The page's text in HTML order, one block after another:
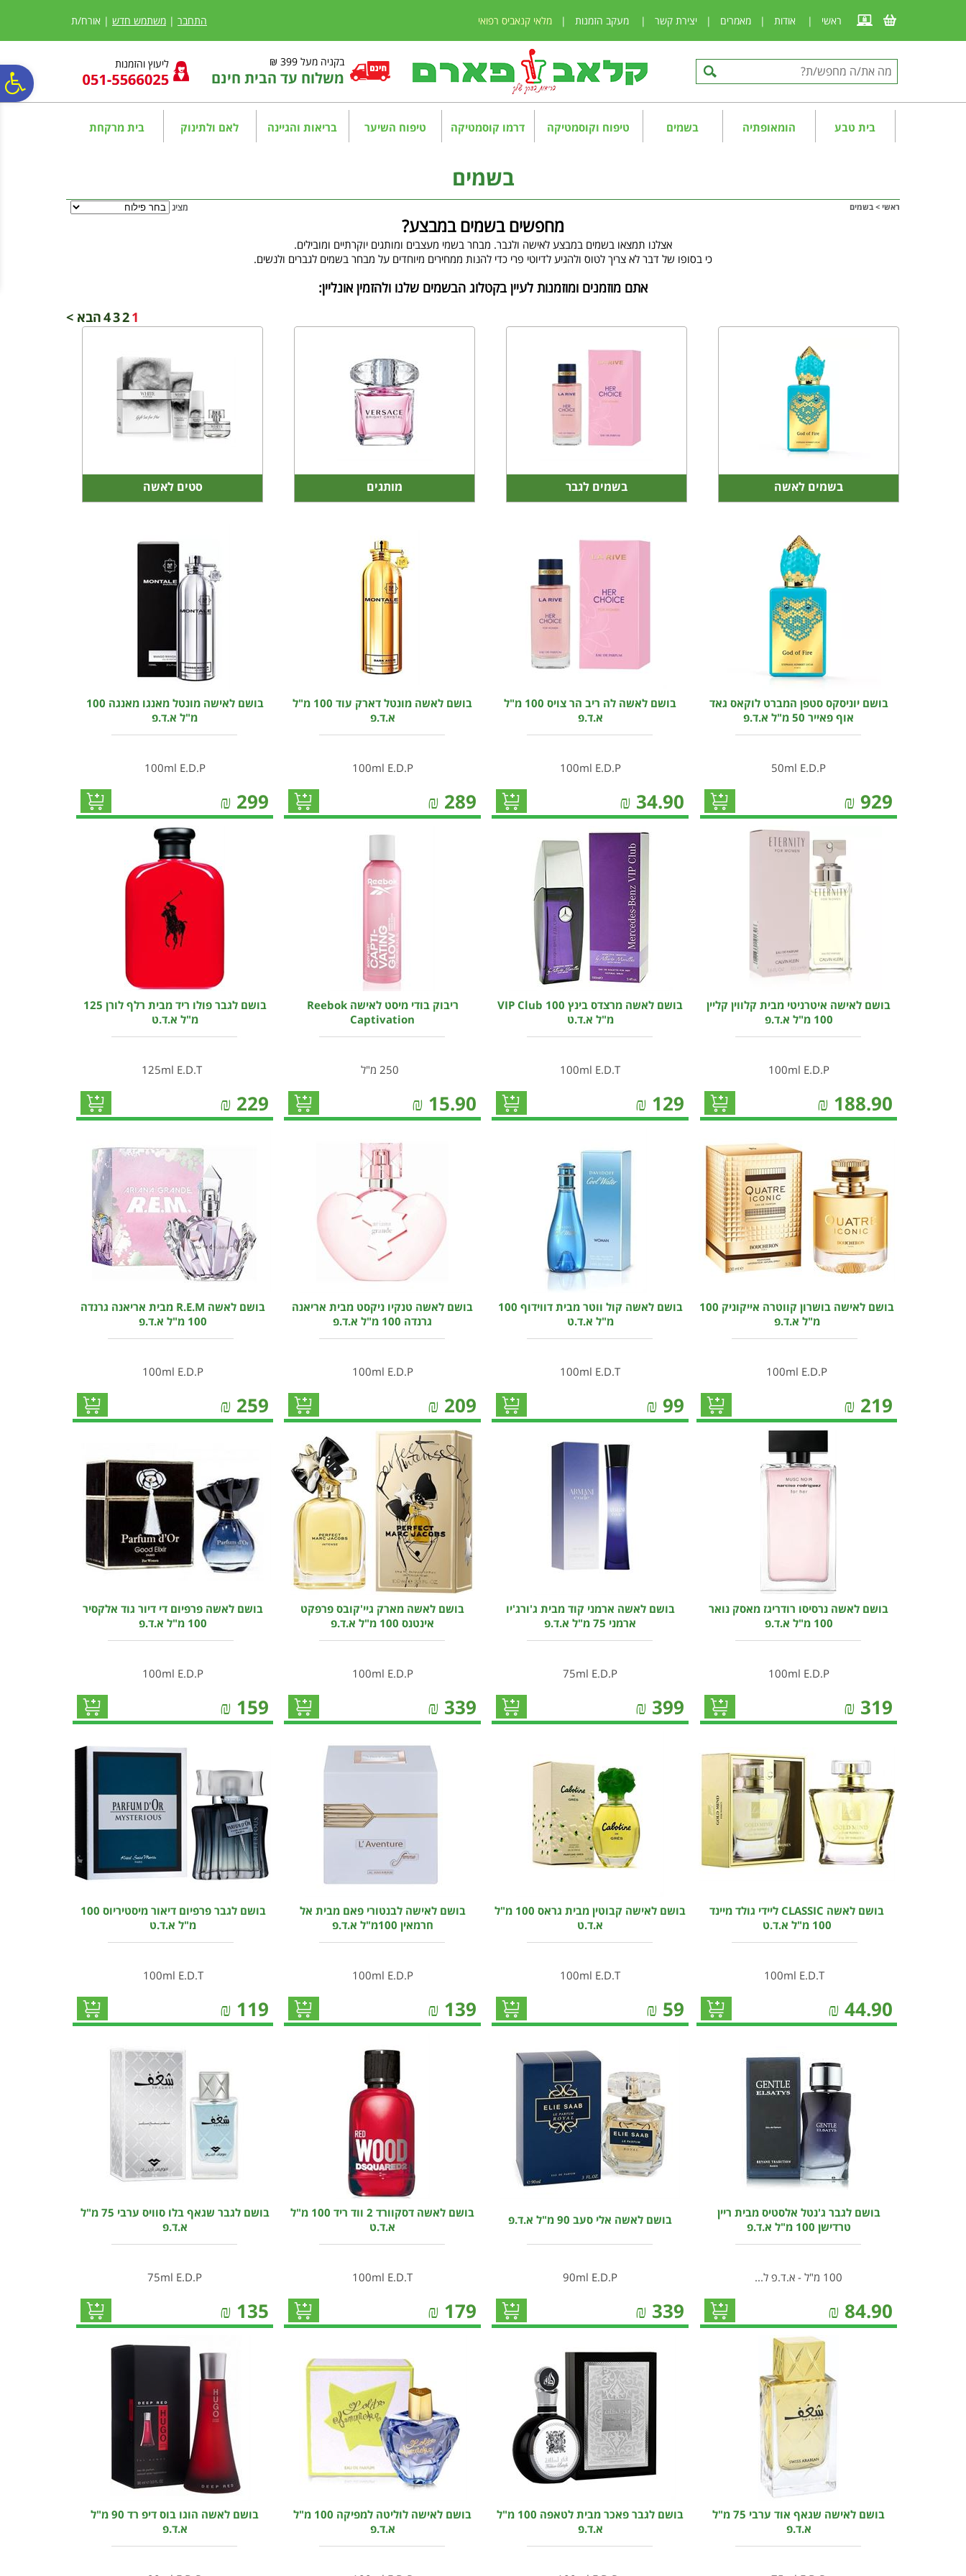
נגישות
אתר
המרכזי
ראשי | אודות | מאמרים | יצירת קשר | מעקב הזמנות | מלאי קנאביס רפואי התחבר | משתמש חדש | אורח/ת
בקניה מעל 399 ₪
משלוח עד הבית חינם
ליעוץ והזמנות
בית טבע הומאופתיה בשמים טיפוח וקוסמטיקה דרמו קוסמטיקה טיפוח השיער בריאות והגיינה לאם ולתינוק בית מרקחת
בשמים
ראשי > בשמים מציג
מחפשים בשמים במבצע?
אצלנו תמצאו בשמים במבצע לאישה ולגבר. מבחר בשמי מעצבים ומותגים יוקרתיים ומובילים.
כי בסופו של דבר לא צריך לטוס ולהגיע לדיוטי פרי כדי להנות ממחירים מיוחדים על מבחר בשמים לגברים ולנשים.
אתם מוזמנים ומוזמנות לעיין בקטלוג הבשמים שלנו ולהזמין אונליין:
1
2
3
4הבא >
בשמים לאשה בשמים לגבר מותגים סטים לאשה
בושם יוניסקס סטפן המברט לוקאס גאד
אוף פאייר 50 מ"ל א.ד.פ
50ml E.D.P
929
₪
בושם לאשה לה ריב הר צויס 100 מ"ל
א.ד.פ
100ml E.D.P
34.90
₪
בושם לאשה מונטל דארק עוד 100 מ"ל
א.ד.פ
100ml E.D.P
289
₪
בושם לאישה מונטל מאנגו מאנגה 100
מ"ל א.ד.פ
100ml E.D.P
299
₪
בושם לאישה איטרניטי מבית קלווין קליין
100 מ"ל א.ד.פ
100ml E.D.P
188.90
₪
בושם לאשה מרצדס בינץ VIP Club 100
מ"ל א.ד.ט
100ml E.D.T
129
₪
ריבוק בודי מיסט לאישה Reebok
Captivation
15.90
₪
בושם לגבר פולו ריד מבית רלף לורן 125
מ"ל א.ד.ט
229
₪
בושם לאישה בושרון קווטרה אייקוניק 100
מ"ל א.ד.פ
100ml E.D.P
219
₪
בושם לאשה קול ווטר מבית דווידוף 100
מ"ל א.ד.ט
100ml E.D.T
99
₪
בושם לאשה טנקיו ניקסט מבית אריאנה
גרנדה 100 מ"ל א.ד.פ
100ml E.D.P
209
₪
בושם לאשה R.E.M מבית אריאנה גרנדה
100 מ"ל א.ד.פ
100ml E.D.P
259
₪
בושם לאשה נרסיסו רודריגז מאסק נואר
100 מ"ל א.ד.פ
100ml E.D.P
319
₪
בושם לאשה ארמני קוד מבית ג'ורג'יו
ארמני 75 מ"ל א.ד.פ
75ml E.D.P
399
₪
בושם לאשה מארק גיי'קובס פרפקט
אינטנס 100 מ"ל א.ד.פ
100ml E.D.P
339
₪
בושם לאשה פרפיום די דיור גוד אלקסיר
100 מ"ל א.ד.פ
100ml E.D.P
159
₪
בושם לאשה CLASSIC ליידי גולד מיינד
100 מ"ל א.ד.ט
100ml E.D.T
44.90
₪
בושם לאישה קבוטין מבית גראס 100 מ"ל
א.ד.ט
100ml E.D.T
59
₪
בושם לאישה לבנטורי פאם מבית אל
חרמאין 100מ"ל א.ד.פ
100ml E.D.P
139
₪
בושם לגבר פרפיום דיאור מיסטיריוס 100
מ"ל א.ד.ט
100ml E.D.T
119
₪
בושם לגבר ג'נטל אלסטיס מבית ריין
טרדישן 100 מ"ל א.ד.פ
100 מ"ל - א.ד.פ ל...
84.90
₪
בושם לאשה אלי סעב 90 מ"ל א.ד.פ
90ml E.D.P
339
₪
בושם לאשה דסקוורד 2 ווד ריד 100 מ"ל
א.ד.ט
100ml E.D.T
179
₪
בושם לגבר שגאף בלו סוויס ערבי 75 מ"ל
א.ד.פ
75ml E.D.P
135
₪
בושם לאישה שגאף אוד ערבי 75 מ"ל
א.ד.פ
בושם לגבר פאכר מבית לטאפה 100 מ"ל
א.ד.פ
בושם לאישה לוליטה למפיקה 100 מ"ל
א.ד.פ
בושם לאשה הוגו בוס דיפ רד 90 מ"ל
א.ד.פ